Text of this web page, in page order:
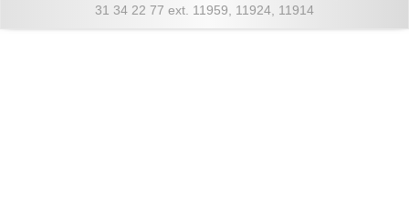
31 34 22 77 ext. 11959, 11924, 11914